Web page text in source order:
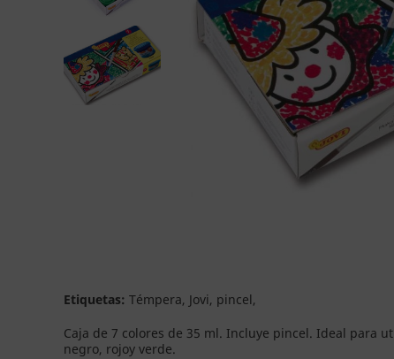
Etiquetas: Témpera, Jovi, pincel,
Caja de 7 colores de 35 ml. Incluye pincel. Ideal para
negro, rojoy verde.